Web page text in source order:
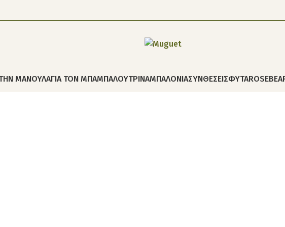
ΤΗΝ ΜΑΝΟΥΛΑΓΙΑ ΤΟΝ ΜΠΑΜΠΑΛΟΥΤΡΙΝΑΜΠΑΛΟΝΙΑΣΥΝΘΕΣΕΙΣΦΥΤΑ